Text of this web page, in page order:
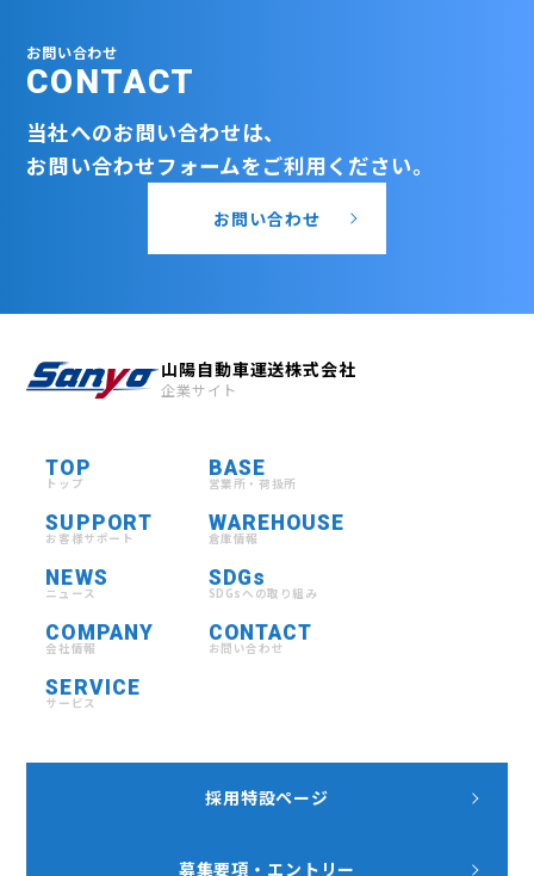
お問い合わせ
CONTACT
当社へのお問い合わせは、
お問い合わせフォームをご利用ください。
お問い合わせ
山陽自動車運送株式会社
企業サイト
採用特設ページ
募集要項・エントリー
TOP
トップ
COMPANY
会社情報
WAREHOUSE
倉庫情報
SUPPORT
お客様サポート
SERVICE
サービス
SDGs
SDGsへの取り組み
NEWS
ニュース
BASE
営業所・荷扱所
CONTACT
お問い合わせ